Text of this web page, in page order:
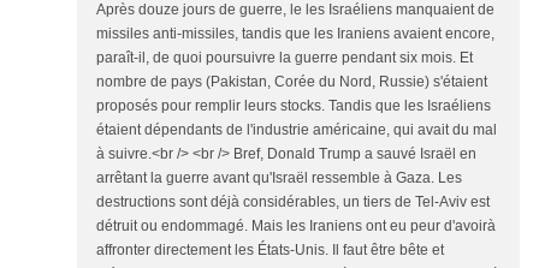
Après douze jours de guerre, le les Israéliens manquaient de
missiles anti-missiles, tandis que les Iraniens avaient encore,
paraît-il, de quoi poursuivre la guerre pendant six mois. Et
nombre de pays (Pakistan, Corée du Nord, Russie) s'étaient
proposés pour remplir leurs stocks. Tandis que les Israéliens
étaient dépendants de l'industrie américaine, qui avait du mal
à suivre.<br /> <br /> Bref, Donald Trump a sauvé Israël en
arrêtant la guerre avant qu'Israël ressemble à Gaza. Les
destructions sont déjà considérables, un tiers de Tel-Aviv est
détruit ou endommagé. Mais les Iraniens ont eu peur d'avoirà
affronter directement les États-Unis. Il faut être bête et